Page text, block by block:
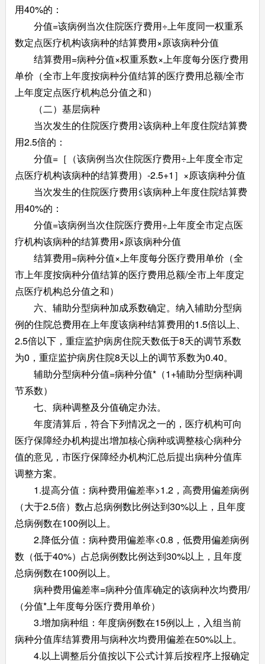
用40%的：
分值=该病例当次住院医疗费用÷上年度同一权重系
数定点医疗机构该病种的结算费用×原该病种分值
结算费用=病种分值×权重系数×上年度每分医疗费用
单价（全市上年度按病种分值结算的医疗费用总额/全市
上年度定点医疗机构总分值之和）
（二）基层病种
当次发生的住院医疗费用≥该病种上年度住院结算费
用2.5倍的：
分值=［（该病例当次住院医疗费用÷上年度全市定
点医疗机构该病种的结算费用）-2.5+1］×原该病种分值
当次发生的住院医疗费用≤该病种上年度住院结算费
用40%的：
分值=该病例当次住院医疗费用÷上年度全市定点医
疗机构该病种的结算费用×原该病种分值
结算费用=病种分值×上年度每分医疗费用单价（全
市上年度按病种分值结算的医疗费用总额/全市上年度定
点医疗机构总分值之和）
六、辅助分型病种加成系数确定。纳入辅助分型病
例的住院总费用在上年度该病种结算费用的1.5倍以上、
2.5倍以下，重症监护病房住院天数低于8天的调节系数
为0，重症监护病房住院8天以上的调节系数为0.40。
辅助分型病种分值=病种分值*（1+辅助分型病种调
节系数）
七、病种调整及分值确定办法。
年度清算后，符合下列情况之一的，医疗机构可向
医疗保障经办机构提出增加核心病种或调整核心病种分
值的意见，市医疗保障经办机构汇总后提出病种分值库
调整方案。
1.提高分值：病种费用偏差率>1.2，高费用偏差病例
（大于2.5倍）数占总病例数比例达到30%以上，且年度
总病例数在100例以上。
2.降低分值：病种费用偏差率<0.8，低费用偏差病例
数（低于40%）占总病例数比例达到30%以上，且年度
总病例数在100例以上。
病种费用偏差率=病种分值库确定的该病种次均费用/
（分值*上年度每分医疗费用单价）
3.增加病种组：年度病例数在15例以上，入组当前
病种分值库结算费用与病种次均费用偏差在50%以上。
4.以上调整后分值按以下公式计算后按程序上报确定